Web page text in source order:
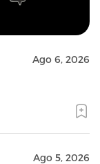
Ago 6, 2026
Ago 5, 2026